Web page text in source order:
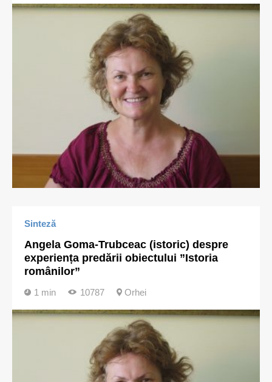
Sinteză
Angela Goma-Trubceac (istoric) despre
experiența predării obiectului ”Istoria
românilor”
1 min 10787 Orhei